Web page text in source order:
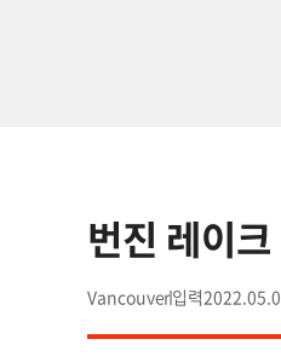
번진 레이
Vancouver